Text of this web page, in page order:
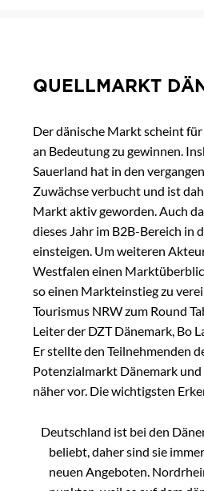
QUELLMARKT
Der dänische Markt scheint
an Bedeutung zu gewinnen.
Sauerland hat in den
Zuwächse verbucht und ist
Markt aktiv geworden. Auch
dieses Jahr im B2B-Bereich in
einsteigen. Um weiteren
Westfalen einen
so einen Markteinstieg zu
Tourismus NRW zum Round
Leiter der DZT Dänemark, Bo
Er stellte den Teilnehmenden
Potenzialmarkt Dänemark und
näher vor. Die wichtigsten
Deutschland ist bei den
beliebt, daher sind sie
neuen Angeboten.